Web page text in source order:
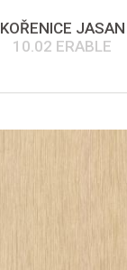
KOŘENICE JASAN
10.02 ERABLE